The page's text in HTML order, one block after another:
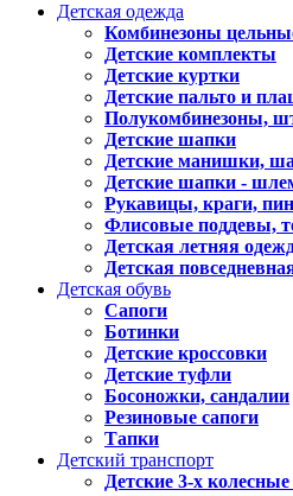
Детская одежда
Комбинезоны
Детские комплекты
Детские куртки
Детские пальто и
Полукомбинезоны,
Детские шапки
Детские манишки,
Детские шапки -
Рукавицы, краги,
Флисовые поддевы,
Детская летняя
Детская
Детская обувь
Сапоги
Ботинки
Детские кроссовки
Детские туфли
Босоножки, сандалии
Резиновые сапоги
Тапки
Детский транспорт
Детские 3-х